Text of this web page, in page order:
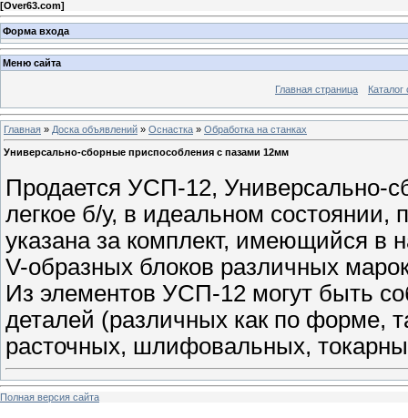
[Over63.com]
Форма входа
Меню сайта
Главная страница Каталог
Главная » Доска объявлений » Оснастка » Обработка на станках
Универсально-сборные приспособления с пазами 12мм
Продается УСП-12, Универсально-
легкое б/у, в идеальном состоянии,
указана за комплект, имеющийся в
V-образных блоков различных
Из элементов УСП-12 могут быть
деталей (различных как по форме,
расточных, шлифовальных,
Полная версия сайта